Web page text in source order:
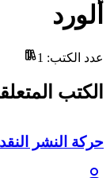
ألورد
عدد الكتب:
1
الكتب
حركة النشر